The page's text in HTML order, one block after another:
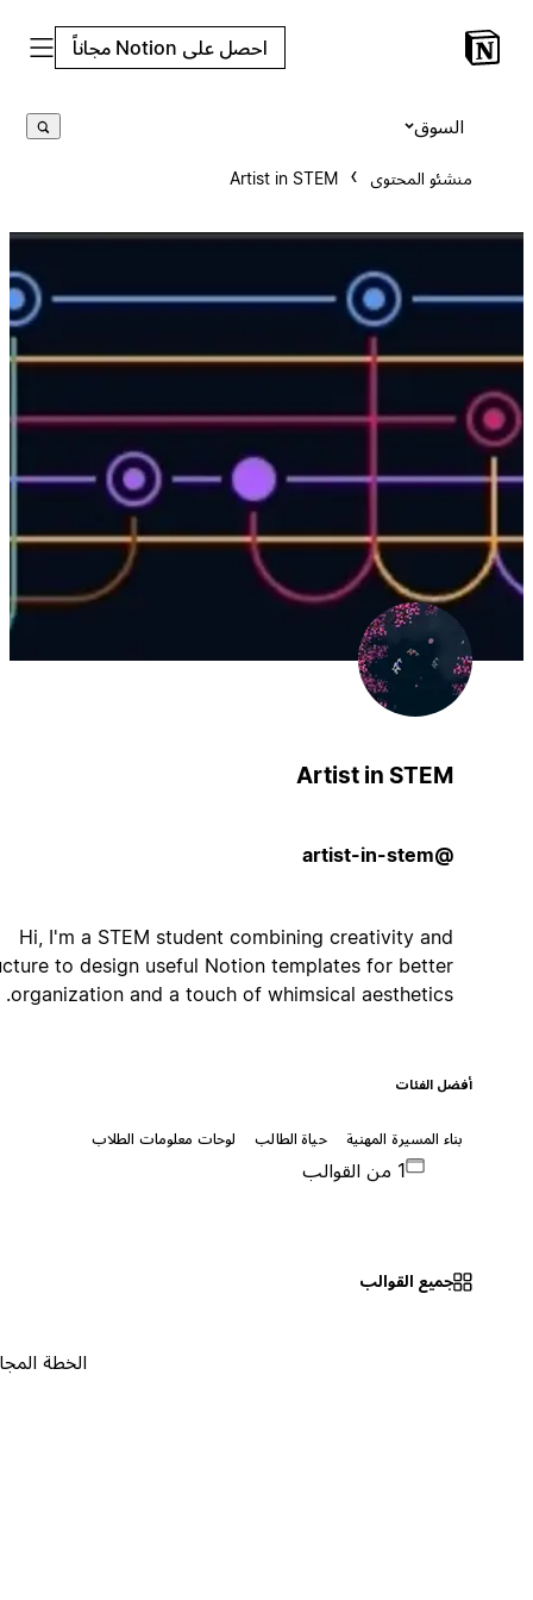
احصل على Notion مجاناً
منشئو المحتوى Artist in STEM
Artist in STEM
Hi, I'm a STEM student combining creativity and
structure to design useful Notion templates for better
organization and a touch of whimsical aesthetics.
أفضل الفئات
بناء المسيرة المهنية حياة الطالب لوحات معلومات الطلاب
جميع القوالب
الخطة المجانية ٠